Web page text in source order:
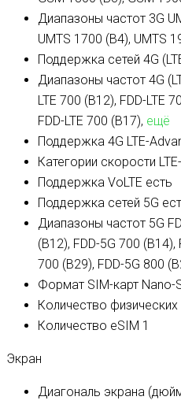
Диапазоны частот 3G
UMTS 1700 (B4), UMTS
Поддержка сетей 4G
Диапазоны частот 4G
LTE 700 (B12), FDD-LTE
FDD-LTE 700 (B17), ещё
Поддержка 4G LTE-
Категории скорости
Поддержка VoLTE есть
Поддержка сетей 5G
Диапазоны частот 5G
(B12), FDD-5G 700 (B14),
700 (B29), FDD-5G 800
Формат SIM-карт Nano-
Количество физических
Количество eSIM 1
Экран
Диагональ экрана